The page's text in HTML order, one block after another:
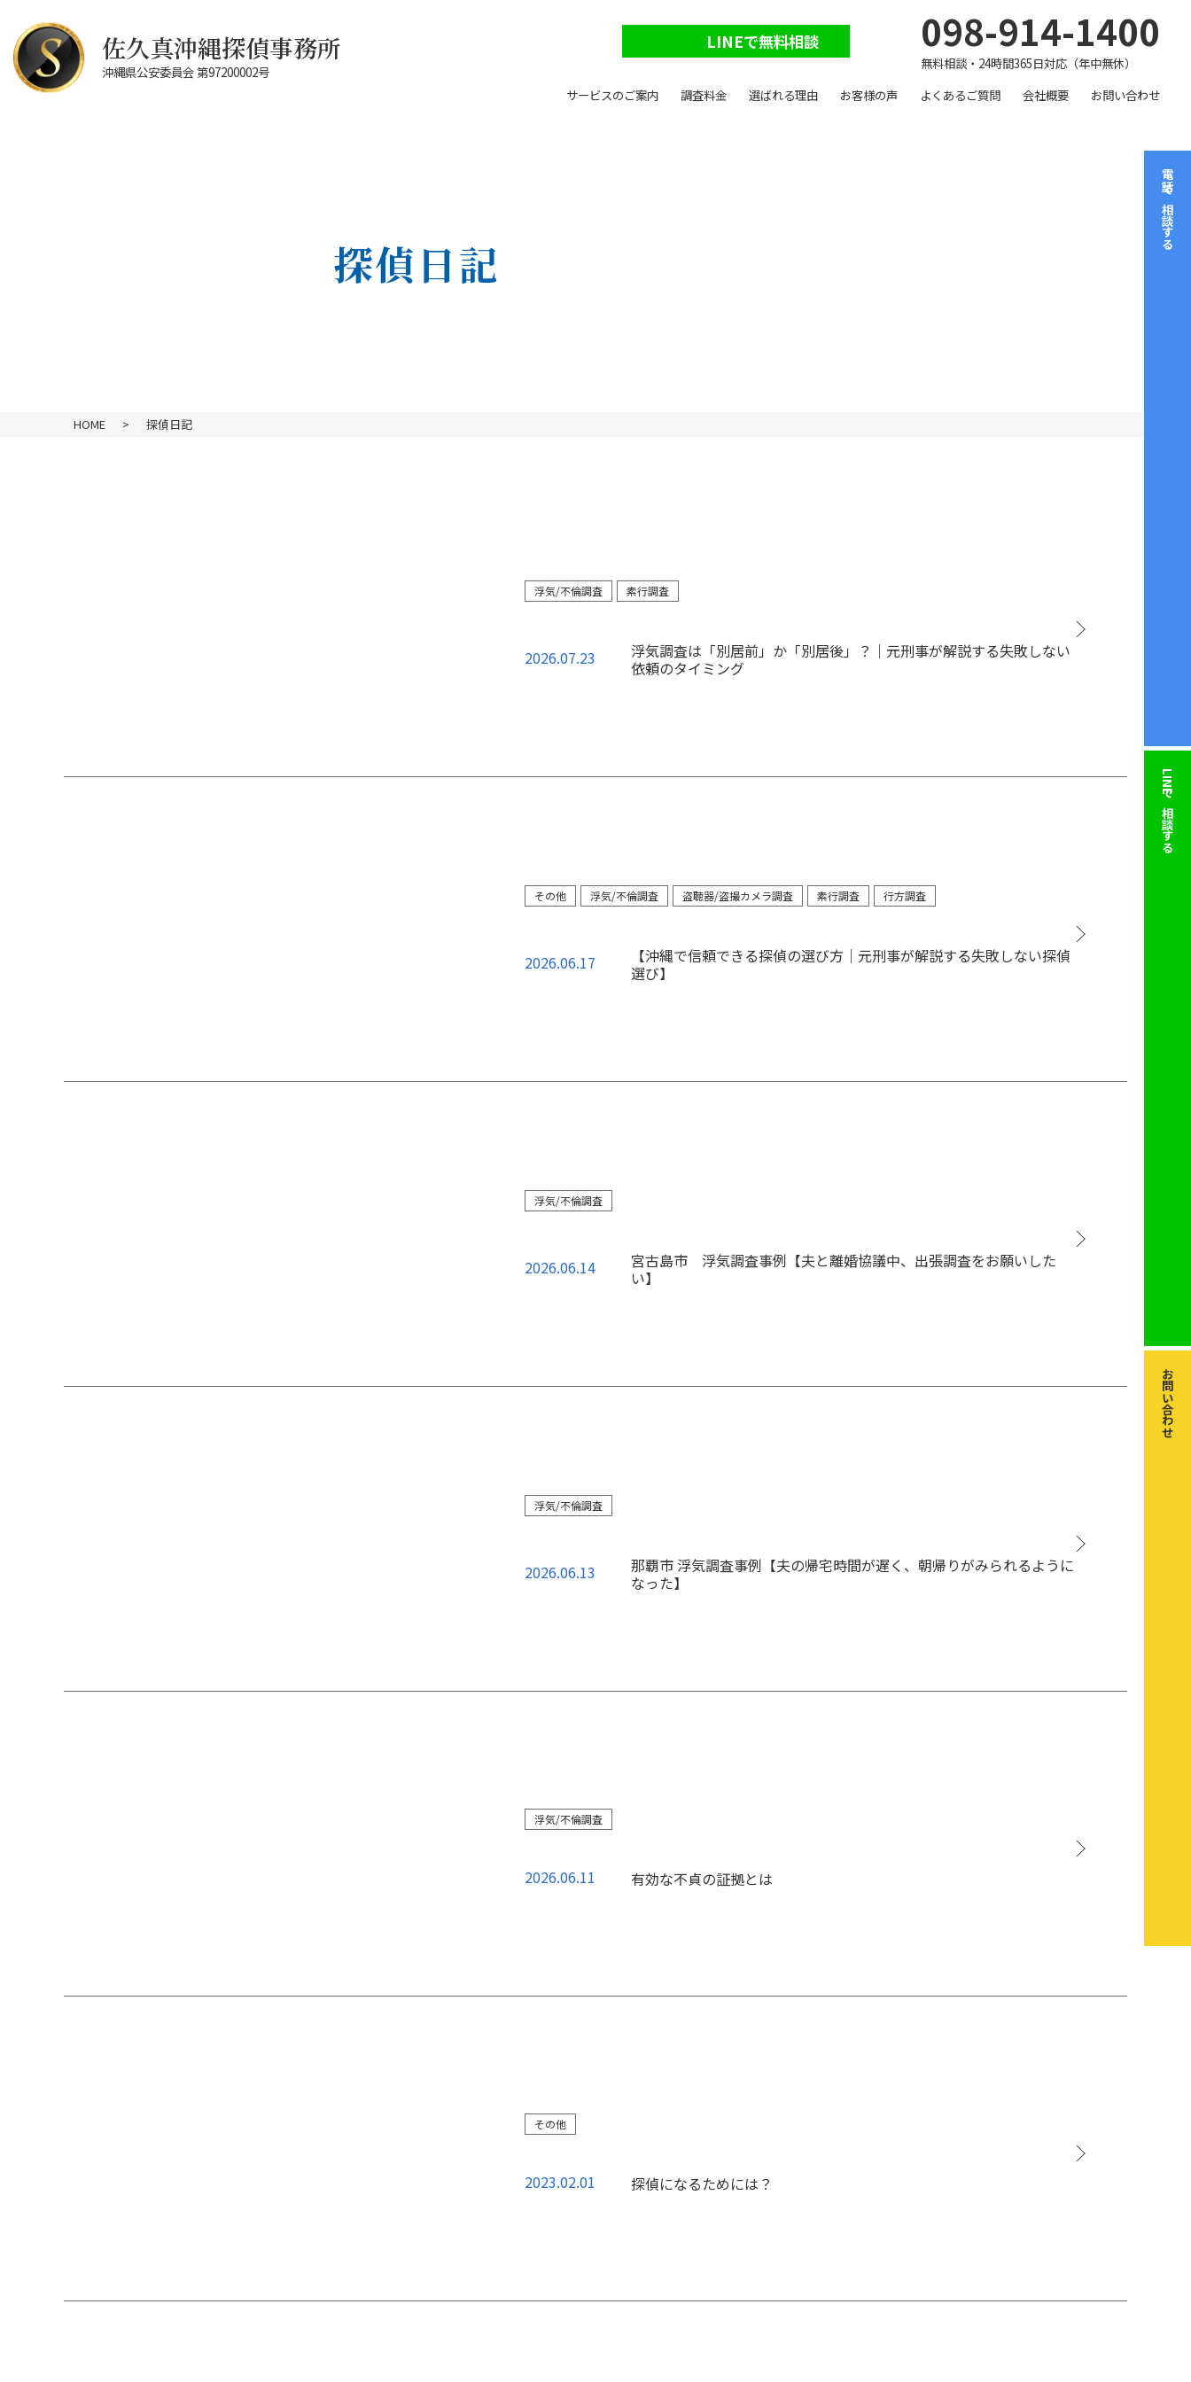
佐久真沖縄探偵事務所
沖縄県公安委員会 第97200002号
LINEで無料相談 098-914-1400
無料相談・24時間365日対応（年中無休）
サービスのご案内
調査料金 選ばれる理由 お客様の声 よくあるご質問 会社概要 お問い合わせ
電話で相談する
LINE
で相談する
お問い合わせ
探偵日記
HOME > 探偵日記
浮気/不倫調査 素行調査
2026.07.23
浮気調査は「別居前」か「別居後」？｜元刑事が解説する失敗しない
依頼のタイミング
その他 浮気/不倫調査 盗聴器/盗撮カメラ調査 素行調査 行方調査
2026.06.17
【沖縄で信頼できる探偵の選び方｜元刑事が解説する失敗しない探偵
選び】
浮気/不倫調査
2026.06.14
宮古島市 浮気調査事例【夫と離婚協議中、出張調査をお願いした
い】
浮気/不倫調査
2026.06.13
那覇市 浮気調査事例【夫の帰宅時間が遅く、朝帰りがみられるように
なった】
浮気/不倫調査
2026.06.11 有効な不貞の証拠とは
その他
2023.02.01 探偵になるためには？